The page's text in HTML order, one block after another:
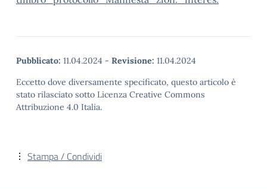
Pubblicato: 11.04.2024 - Revisione: 11.04.2024
Eccetto dove diversamente specificato, questo articolo è
stato rilasciato sotto Licenza Creative Commons
Attribuzione 4.0 Italia.
Stampa / Condividi